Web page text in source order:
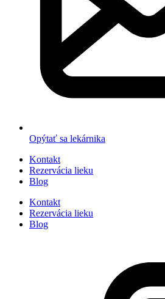
Opýtať sa lekárnika
Kontakt
Rezervácia lieku
Blog
Kontakt
Rezervácia lieku
Blog